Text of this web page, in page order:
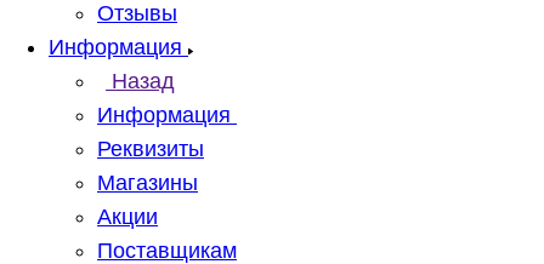
Отзывы
Информация
Назад
Информация
Реквизиты
Магазины
Акции
Поставщикам